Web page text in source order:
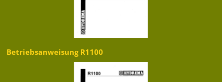
Betriebsanweisung R1100